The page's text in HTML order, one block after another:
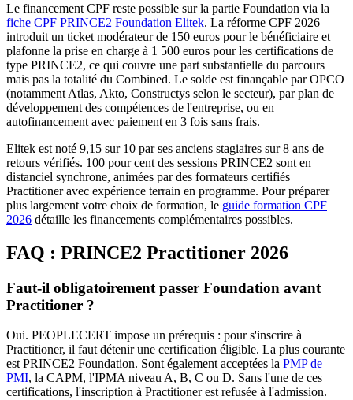
Le financement CPF reste possible sur la partie Foundation via la
fiche CPF PRINCE2 Foundation Elitek. La réforme CPF 2026
introduit un ticket modérateur de 150 euros pour le bénéficiaire et
plafonne la prise en charge à 1 500 euros pour les certifications de
type PRINCE2, ce qui couvre une part substantielle du parcours
mais pas la totalité du Combined. Le solde est finançable par OPCO
(notamment Atlas, Akto, Constructys selon le secteur), par plan de
développement des compétences de l'entreprise, ou en
autofinancement avec paiement en 3 fois sans frais.
Elitek est noté 9,15 sur 10 par ses anciens stagiaires sur 8 ans de
retours vérifiés. 100 pour cent des sessions PRINCE2 sont en
distanciel synchrone, animées par des formateurs certifiés
Practitioner avec expérience terrain en programme. Pour préparer
plus largement votre choix de formation, le guide formation CPF
2026 détaille les financements complémentaires possibles.
FAQ : PRINCE2 Practitioner 2026
Faut‑il obligatoirement passer Foundation avant
Practitioner ?
Oui. PEOPLECERT impose un prérequis : pour s'inscrire à
Practitioner, il faut détenir une certification éligible. La plus courante
est PRINCE2 Foundation. Sont également acceptées la PMP de
PMI, la CAPM, l'IPMA niveau A, B, C ou D. Sans l'une de ces
certifications, l'inscription à Practitioner est refusée à l'admission.